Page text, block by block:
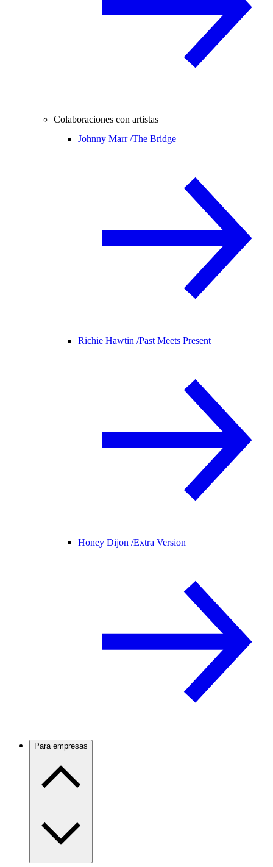
Colaboraciones con artistas
Johnny Marr /The Bridge
Richie Hawtin /Past Meets Present
Honey Dijon /Extra Version
Para empresas